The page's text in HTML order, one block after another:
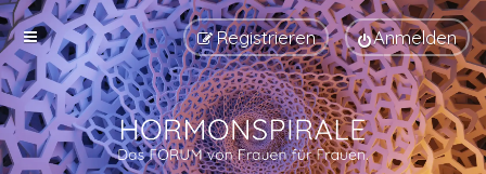
Anmelden
Registrieren